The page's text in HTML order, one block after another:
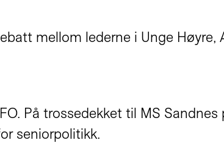
mellom lederne i Unge Høyre,
På trossedekket til MS Sandnes
seniorpolitikk.